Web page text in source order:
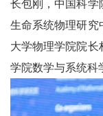
长包刚，中国科学
生命系统物理研究
大学物理学院院长
学院数学与系统科